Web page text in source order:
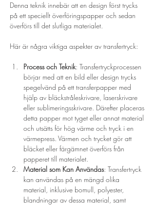
Denna teknik innebär att en design först trycks
på ett speciellt överföringspapper och sedan
överförs till det slutliga materialet.
Här är några viktiga aspekter av transfertryck:
Process och Teknik: Transfertryckprocessen
börjar med att en bild eller design trycks
spegelvänd på ett transferpapper med
hjälp av bläckstråleskrivare, laserskrivare
eller sublimeringsskrivare. Därefter placeras
detta papper mot tyget eller annat material
och utsätts för hög värme och tryck i en
värmepress. Värmen och trycket gör att
bläcket eller färgämnet överförs från
papperet till materialet.
Material som Kan Användas: Transfertryck
kan användas på en mängd olika
material, inklusive bomull, polyester,
blandningar av dessa material, samt